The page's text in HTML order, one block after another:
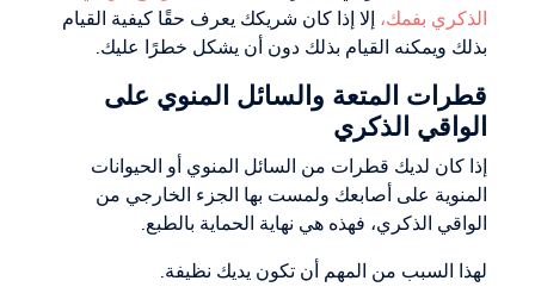
الذكري بفمك، إلا إذا كان شريكك يعرف حقًا كيفية القيام
بذلك ويمكنه القيام بذلك دون أن يشكل خطرًا عليك.
قطرات المتعة والسائل المنوي على
الواقي الذكري
إذا كان لديك قطرات من السائل المنوي أو الحيوانات
المنوية على أصابعك ولمست بها الجزء الخارجي من
الواقي الذكري، فهذه هي نهاية الحماية بالطبع.
لهذا السبب من المهم أن تكون يديك نظيفة.